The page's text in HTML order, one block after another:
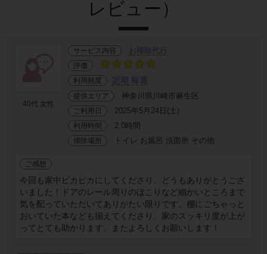
レビュー）
40代 女性
サービス内容 お掃除代行
評価
利用頻度
定期 毎週
提供エリア 神奈川県川崎市麻生区
ご利用日 2025年5月24日(土)
利用時間 2.0時間
掃除場所 トイレ お風呂 洗面所 その他
ご感想
今回も家中ピカピカにしてくださり、どうもありがとうござ
いました！ドアのレール周りのほこりなど細かいところまで
気を配っていただいてありがたい限りです。棚にごちゃっと
おいていた本なども揃えてくださり、家のスッキリ度が上が
ってとても助かります。またよろしくお願いします！